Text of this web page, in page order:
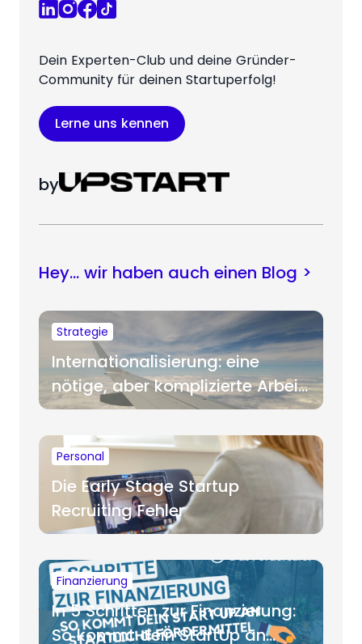
Dein Experten-Club und deine Gründer-
Community für deinen Startuperfolg!
Lerne uns kennen
by
Hey… wir haben auch einen Blog >
Strategie
Internationalisierung: eine
nötige, aber komplizierte Arbeit
für Startups
Personal
Die Early Stage Startup
Recruiting Fehler
Finanzierung
In 5 Schritten zur Finanzierung:
So kommt dein StartUp an